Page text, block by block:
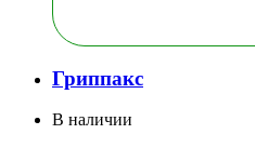
Гриппакс
В наличии